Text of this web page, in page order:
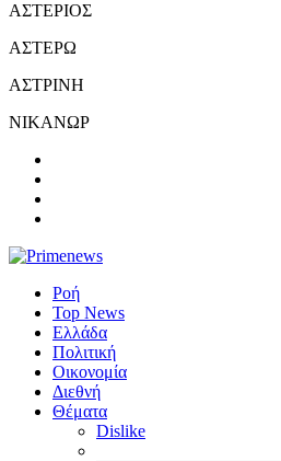
ΑΣΤΕΡΙΟΣ
ΑΣΤΕΡΩ
ΑΣΤΡΙΝΗ
ΝΙΚΑΝΩΡ
Ροή
Top News
Ελλάδα
Πολιτική
Οικονομία
Διεθνή
Θέματα
Dislike